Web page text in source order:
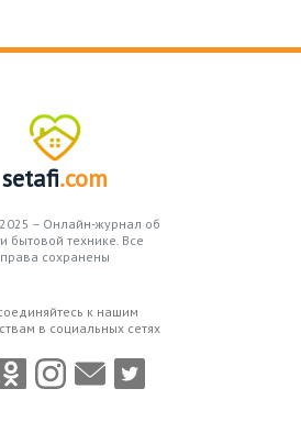
setafi.com
– Онлайн-журнал об
бытовой технике. Все
права сохранены
к нашим
в социальных сетях